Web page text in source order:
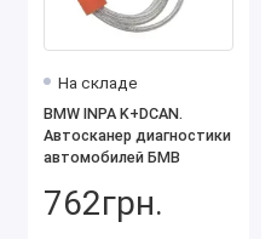
На складе
BMW INPA K+DCAN.
Автосканер диагностики
автомобилей БМВ
762грн.